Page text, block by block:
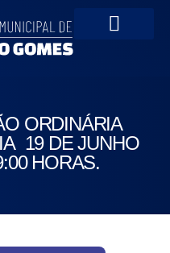
ORDINÁRIA
19 DE JUNHO
HORAS.